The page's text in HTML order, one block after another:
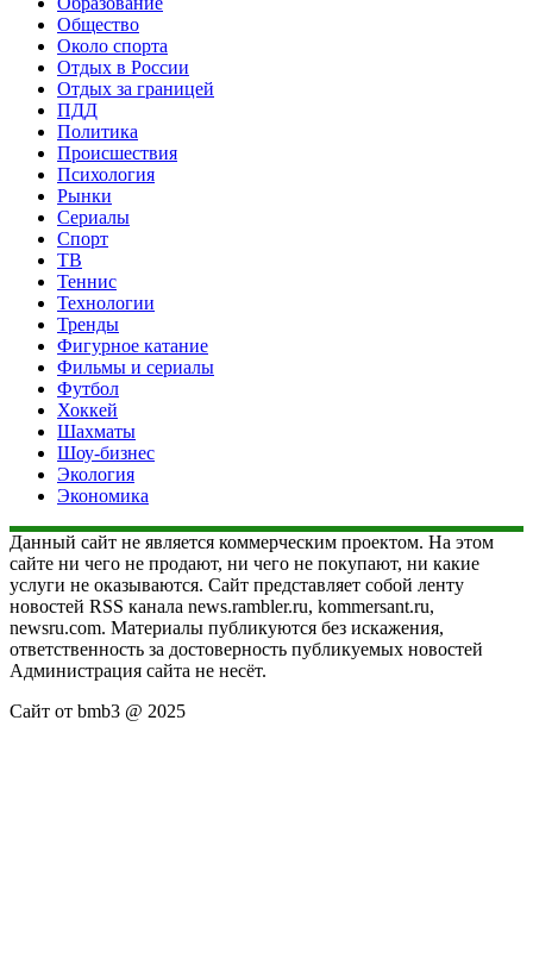
Общество
Около спорта
Отдых в России
Отдых за границей
ПДД
Политика
Происшествия
Психология
Рынки
Сериалы
Спорт
ТВ
Теннис
Технологии
Тренды
Фигурное катание
Фильмы и сериалы
Футбол
Хоккей
Шахматы
Шоу-бизнес
Экология
Экономика
Данный сайт не является коммерческим проектом. На этом
сайте ни чего не продают, ни чего не покупают, ни какие
услуги не оказываются. Сайт представляет собой ленту
новостей RSS канала news.rambler.ru, kommersant.ru,
newsru.com. Материалы публикуются без искажения,
ответственность за достоверность публикуемых новостей
Администрация сайта не несёт.
Сайт от bmb3 @ 2025